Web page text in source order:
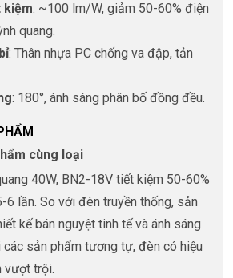
kiệm: ~100 lm/W, giảm 50-60% điện
quang.
: Thân nhựa PC chống va đập, tản
: 180°, ánh sáng phân bố đồng đều.
cùng loại
40W, BN2-18V tiết kiệm 50-60%
6 lần. So với đèn truyền thống, sản
kế bán nguyệt tinh tế và ánh sáng
các sản phẩm tương tự, đèn có hiệu
vượt trội.